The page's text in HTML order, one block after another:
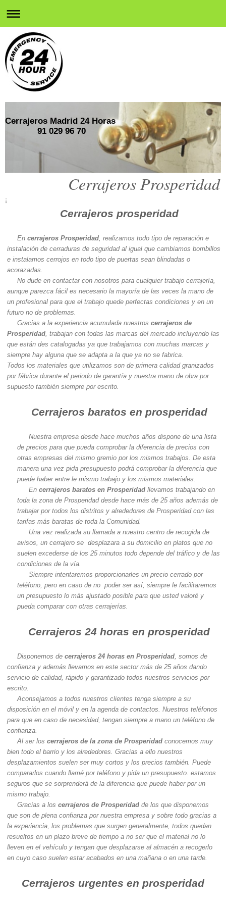
Cerrajeros Madrid 24 Horas
91 029 96 70
Cerrajeros Prosperidad
¡
Cerrajeros prosperidad
En cerrajeros Prosperidad , realizamos todo tipo de reparación e
instalación de cerraduras de seguridad al igual que cambiamos bombillos
e instalamos cerrojos en todo tipo de puertas sean blindadas o
acorazadas.
No dude en contactar con nosotros para cualquier trabajo cerrajería,
aunque parezca fácil es necesario la mayoría de las veces la mano de
un profesional para que el trabajo quede perfectas condiciones y en un
futuro no de problemas.
Gracias a la experiencia acumulada nuestros cerrajeros de
Prosperidad , trabajan con todas las marcas del mercado incluyendo las
que están des catalogadas ya que trabajamos con muchas marcas y
siempre hay alguna que se adapta a la que ya no se fabrica.
Todos los materiales que utilizamos son de primera calidad granizados
por fábrica durante el periodo de garantía y nuestra mano de obra por
supuesto también siempre por escrito.
Cerrajeros baratos en prosperidad
Nuestra empresa desde hace muchos años dispone de una lista
de precios para que pueda comprobar la diferencia de precios con
otras empresas del mismo gremio por los mismos trabajos. De esta
manera una vez pida presupuesto podrá comprobar la diferencia que
puede haber entre le mismo trabajo y los mismos materiales.
Encerrajeros baratos en Prosperidad llevamos trabajando en
toda la zona de Prosperidad desde hace más de 25 años además de
trabajar por todos los distritos y alrededores de Prosperidad con las
tarifas más baratas de toda la Comunidad.
Una vez realizada su llamada a nuestro centro de recogida de
avisos, un cerrajero se desplazara a su domicilio en platos que no
suelen excederse de los 25 minutos todo depende del tráfico y de las
condiciones de la vía.
Siempre intentaremos proporcionarles un precio cerrado por
teléfono, pero en caso de no poder ser así, siempre le facilitaremos
un presupuesto lo más ajustado posible para que usted valoré y
pueda comparar con otras cerrajerías.
Cerrajeros 24 horas en prosperidad
Disponemos de cerrajeros 24 horas en Prosperidad , somos de
confianza y además llevamos en este sector más de 25 años dando
servicio de calidad, rápido y garantizado todos nuestros servicios por
escrito.
Aconsejamos a todos nuestros clientes tenga siempre a su
disposición en el móvil y en la agenda de contactos. Nuestros teléfonos
para que en caso de necesidad, tengan siempre a mano un teléfono de
confianza.
Al ser los cerrajeros de la zona de Prosperidad conocemos muy
bien todo el barrio y los alrededores. Gracias a ello nuestros
desplazamientos suelen ser muy cortos y los precios también. Puede
compararlos cuando llamé por teléfono y pida un presupuesto. estamos
seguros que se sorprenderá de la diferencia que puede haber por un
mismo trabajo.
Gracias a los cerrajeros de Prosperidad de los que disponemos
que son de plena confianza por nuestra empresa y sobre todo gracias a
la experiencia, los problemas que surgen generalmente, todos quedan
resueltos en un plazo breve de tiempo a no ser que el material no lo
lleven en el vehículo y tengan que desplazarse al almacén a recogerlo
en cuyo caso suelen estar acabados en una mañana o en una tarde.
Cerrajeros urgentes en prosperidad